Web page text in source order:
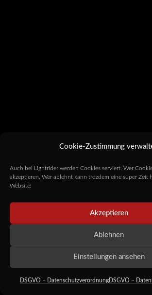
Cookie-Zustimmung
Auch bei Lightrider werden Cookies serviert. Wer
akzeptieren. Wer ablehnt kann trozdem eine super Zeit
Website!
Akzeptieren
Ablehnen
Einstellungen ansehen
DSGVO – Datenschutzverordnung DSGVO –